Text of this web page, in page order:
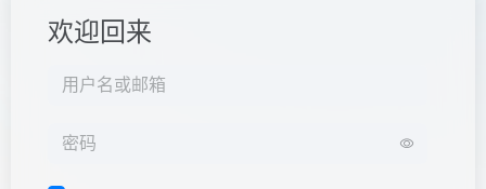
欢迎回来